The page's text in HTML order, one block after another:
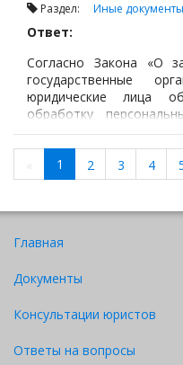
Раздел: Иные документы
Ответ:
Согласно Закона «О
государственные
юридические лица
обработку
согласия
персональные
представителя,
статьей 9 Закона.
1 2 3 4
Главная
Документы
Консультации юристов
Ответы на вопросы